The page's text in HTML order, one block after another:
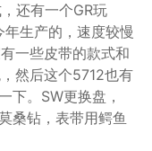
还有一个GR玩
生产的，速度较慢
一些皮带的款式和
然后这个5712也有
下。SW更换盘，
桑钻，表带用鳄鱼